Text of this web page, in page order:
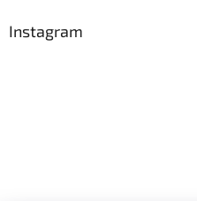
Instagram